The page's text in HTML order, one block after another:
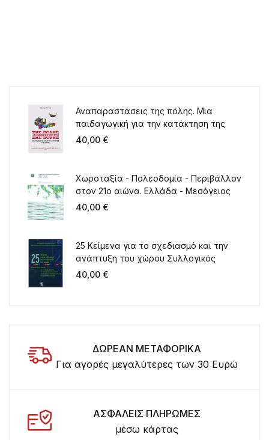
Αναπαραστάσεις της πόλης. Μια
παιδαγωγική για την κατάκτηση της
πόλης
40,00 €
Χωροταξία - Πολεοδομία - Περιβάλλον
στον 21ο αιώνα. Ελλάδα - Μεσόγειος
40,00 €
25 Κείμενα για το σχεδιασμό και την
ανάπτυξη του χώρου Συλλογικός
τόμος για τα 20 χρόνια λειτουργίας
40,00 €
ΔΩΡΕΑΝ ΜΕΤΑΦΟΡΙΚΑ
Για αγορές μεγαλύτερες των 30 Ευρώ
ΑΣΦΑΛΕΙΣ ΠΛΗΡΩΜΕΣ
μέσω κάρτας